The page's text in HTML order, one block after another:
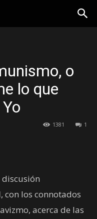
o
lo que
1
1381
discusión
con los connotados
acerca de las